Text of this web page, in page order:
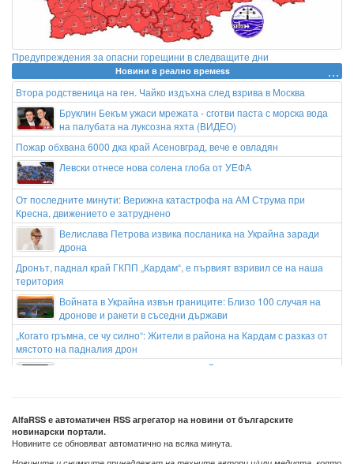
Предупреждения за опасни горещини в следващите дни
Новини в реално времеss
Втора родственица на ген. Чайко издъхна след взрива в Москва
Бруклин Бекъм ужаси мрежата - сготви паста с морска вода
на палубата на луксозна яхта (ВИДЕО)
Пожар обхвана 6000 дка край Асеновград, вече е овладян
Левски отнесе нова солена глоба от УЕФА
От последните минути: Верижна катастрофа на АМ Струма при
Кресна, движението е затруднено
Велислава Петрова извика посланика на Украйна заради
дрона
Дронът, паднал край ГКПП „Кардам“, е първият взривил се на наша
територия
Войната в Украйна извън границите: Близо 100 случая на
дронове и ракети в съседни държави
„Когато гръмна, се чу силно“: Жители в района на Кардам с разказ от
мястото на падналия дрон
Посещението на Нетаняху в Ню Йорк ще e кошмар за
AlfaRSS е автоматичен RSS агрегатор на новини от българските
новинарски портали.
Новините се обновяват автоматично на всяка минута.